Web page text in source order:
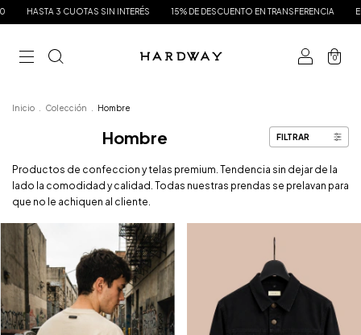
SIN INTERÉS 15% DE DESCUENTO EN TRANSFERENCIA ENVÍO GRATIS A
0
Inicio Colección Hombre
Hombre FILTRAR
Productos de confeccion y telas premium. Tendencia sin dejar de la
lado la comodidad y calidad. Todas nuestras prendas se prelavan para
que no le achiquen al cliente.